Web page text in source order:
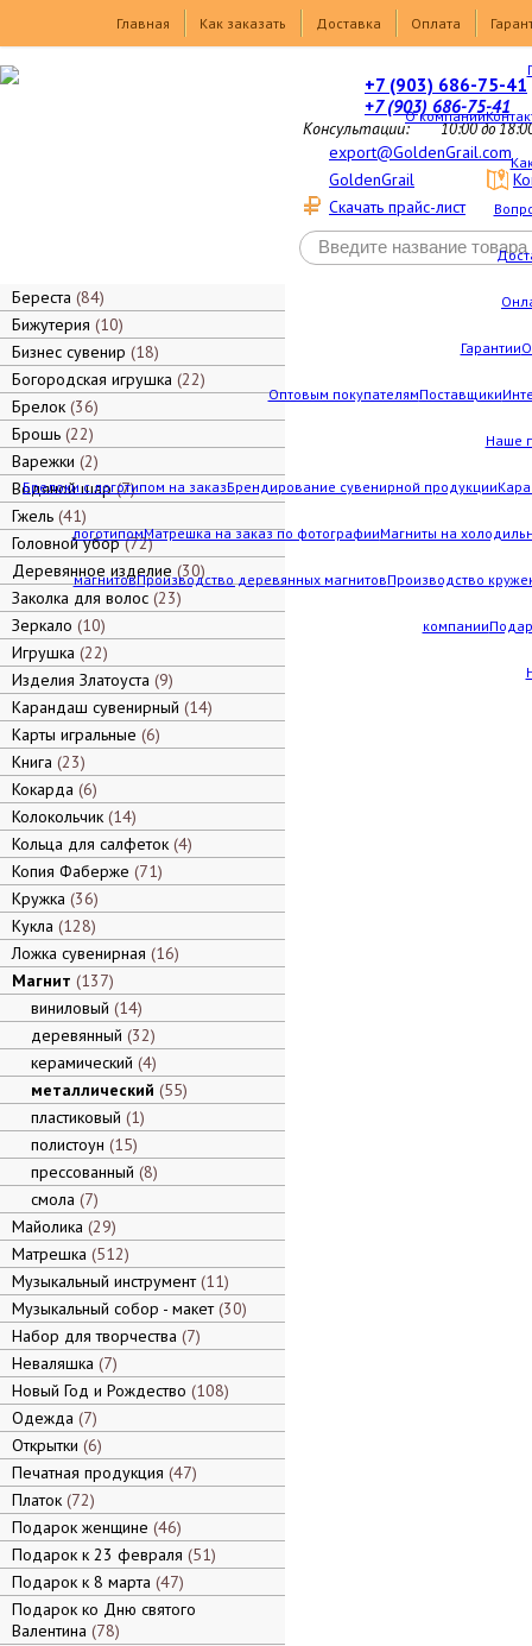
Главная
Как заказать Доставка Оплата
О компании
Гарантии
Оптовым покупателямПоставщики
Наше
Брелоки с логотипом на заказБрендирование сувенирной продукции
логотипомМатрешка на заказ по фотографииМагниты на
магнитовПроизводство деревянных магнитовПроизводство
компании
+7 (903) 686-75-41
+7 (903) 686-75-41
Консультации: 10:00 до
export@GoldenGrail.com
GoldenGrail
Скачать прайс-лист
Береста 84
Бижутерия 10
Бизнес сувенир 18
Богородская игрушка 22
Брелок 36
Брошь 22
Варежки 2
Водяной шар 7
Гжель 41
Головной убор 72
Деревянное изделие 30
Заколка для волос 23
Зеркало 10
Игрушка 22
Изделия Златоуста 9
Карандаш сувенирный 14
Карты игральные 6
Книга 23
Кокарда 6
Колокольчик 14
Кольца для салфеток 4
Копия Фаберже 71
Кружка 36
Кукла 128
Ложка сувенирная 16
Магнит 137
виниловый 14
деревянный 32
керамический 4
металлический 55
пластиковый 1
полистоун 15
прессованный 8
смола 7
Майолика 29
Матрешка 512
Музыкальный инструмент 11
Музыкальный собор - макет 30
Набор для творчества 7
Неваляшка 7
Новый Год и Рождество 108
Одежда 7
Открытки 6
Печатная продукция 47
Платок 72
Подарок женщине 46
Подарок к 23 февраля 51
Подарок к 8 марта 47
Подарок ко Дню святого
Валентина 78